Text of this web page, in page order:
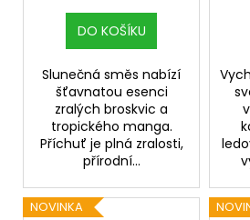
DO KOŠÍKU
Slunečná směs nabízí
šťavnatou esenci
zralých broskvic a
tropického manga.
Příchuť je plná zralosti,
přírodní...
NOVINKA